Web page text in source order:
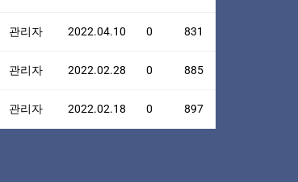
관리자 2022.04.10 0 831
관리자 2022.02.28 0 885
관리자 2022.02.18 0 897